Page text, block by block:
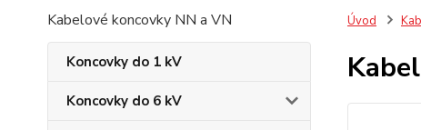
Kabelové koncovky NN a VN
Koncovky do 1 kV
Koncovky do 6 kV
Úvod